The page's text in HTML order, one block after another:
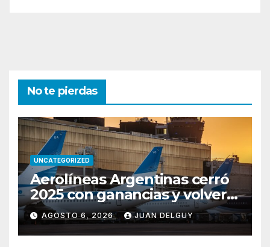
No te pierdas
UNCATEGORIZED
Aerolíneas Argentinas cerró
2025 con ganancias y volverá
a pagar impuesto a las
ganancias
AGOSTO 6, 2026 JUAN DELGUY